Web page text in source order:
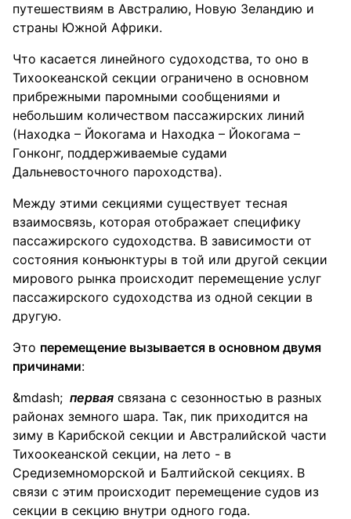
путешествиям в Австралию, Новую Зеландию и
страны Южной Африки.
Что касается линейного судоходства, то оно в
Тихоокеанской секции ограничено в основном
прибрежными паромными сообщениями и
небольшим количеством пассажирских линий
(Находка – Йокогама и Находка – Йокогама –
Гонконг, поддерживаемые судами
Дальневосточного пароходства).
Между этими секциями существует тесная
взаимосвязь, которая отображает специфику
пассажирского судоходства. В зависимости от
состояния конъюнктуры в той или другой секции
мирового рынка происходит перемещение услуг
пассажирского судоходства из одной секции в
другую.
Это перемещение вызывается в основном двумя
причинами:
первая связана с сезонностью в разных
районах земного шара. Так, пик приходится на
зиму в Карибской секции и Австралийской части
Тихоокеанской секции, на лето - в
Средиземноморской и Балтийской секциях. В
связи с этим происходит перемещение судов из
секции в секцию внутри одного года.